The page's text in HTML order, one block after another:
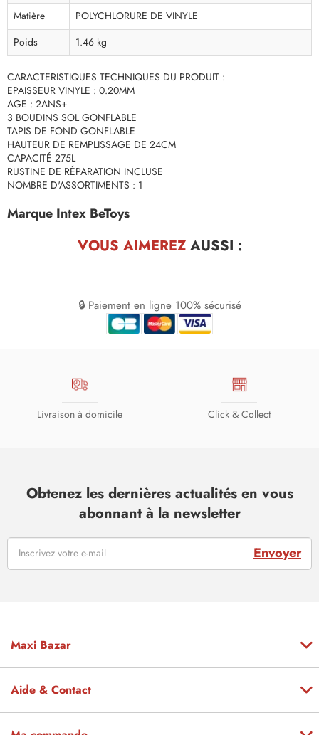
Matière
POLYCHLORURE DE VINYLE
Poids
1.46 kg
CARACTERISTIQUES TECHNIQUES DU PRODUIT :
EPAISSEUR VINYLE : 0.20MM
AGE : 2ANS+
3 BOUDINS SOL GONFLABLE
TAPIS DE FOND GONFLABLE
HAUTEUR DE REMPLISSAGE DE 24CM
CAPACITÉ 275L
RUSTINE DE RÉPARATION INCLUSE
NOMBRE D'ASSORTIMENTS : 1
Marque Intex BeToys
VOUS AIMEREZAUSSI :
🔒 Paiement en ligne 100% sécurisé
Livraison à domicile Click & Collect
Obtenez les dernières actualités en vous
abonnant à la newsletter
Envoyer
Maxi Bazar
Aide & Contact